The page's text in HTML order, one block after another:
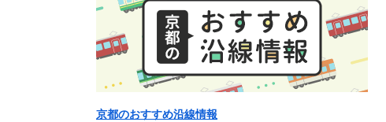
京都のおすすめ沿線情報